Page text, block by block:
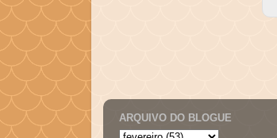
ARQUIVO DO BLOGUE